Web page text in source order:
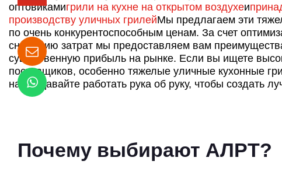
оптовикамигрили на кухне на открытом воздухеи
производству уличных грилейМы предлагаем эти
по очень конкурентоспособным ценам. За счет
снижению затрат мы предоставляем вам
существенную прибыль на рынке. Если вы ищете
поставщиков, особенно тяжелые уличные кухонные
нами. Давайте работать рука об руку, чтобы создать
Почему выбирают АЛРТ?